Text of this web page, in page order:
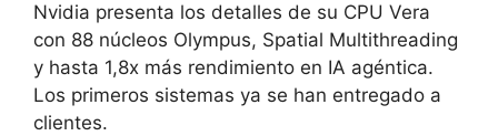
Nvidia presenta los detalles de su CPU Vera
con 88 núcleos Olympus, Spatial Multithreading
y hasta 1,8x más rendimiento en IA agéntica.
Los primeros sistemas ya se han entregado a
clientes.